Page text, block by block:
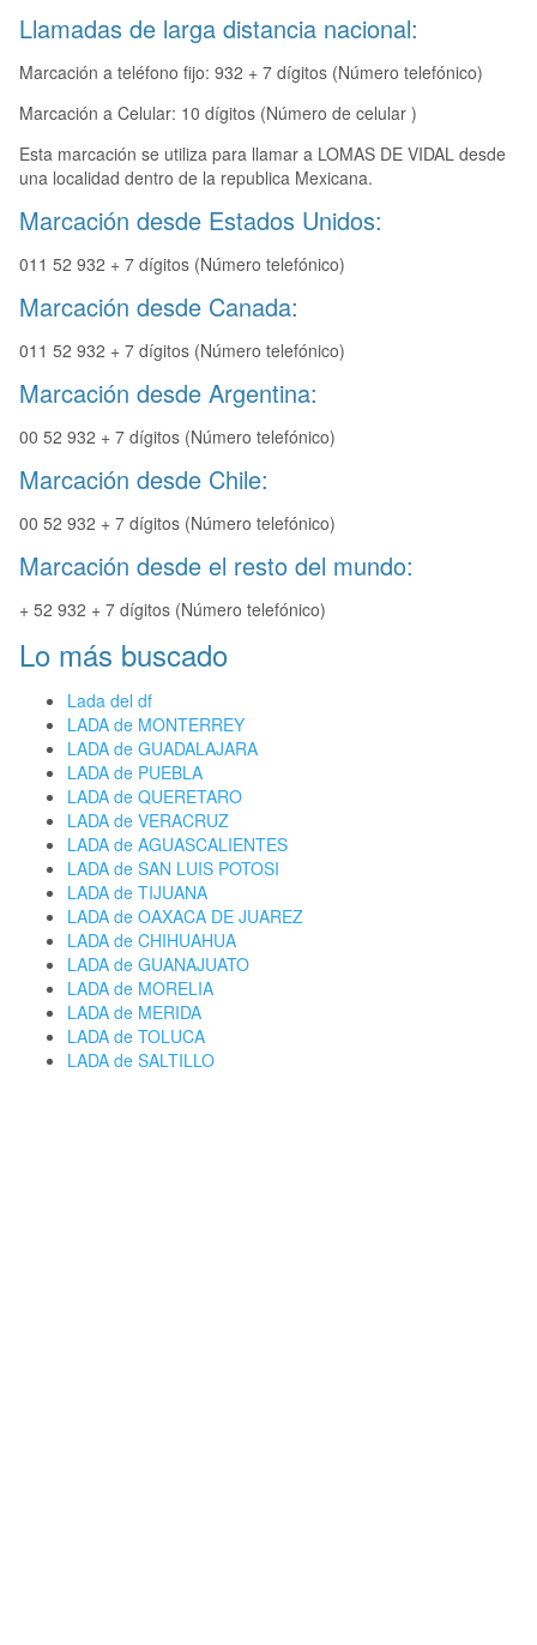
Llamadas de larga distancia nacional:
Marcación a teléfono fijo: 932 + 7 dígitos (Número telefónico)
Marcación a Celular: 10 dígitos (Número de celular )
Esta marcación se utiliza para llamar a LOMAS DE VIDAL desde
una localidad dentro de la republica Mexicana.
Marcación desde Estados Unidos:
011 52 932 + 7 dígitos (Número telefónico)
Marcación desde Canada:
011 52 932 + 7 dígitos (Número telefónico)
Marcación desde Argentina:
00 52 932 + 7 dígitos (Número telefónico)
Marcación desde Chile:
00 52 932 + 7 dígitos (Número telefónico)
Marcación desde el resto del mundo:
+ 52 932 + 7 dígitos (Número telefónico)
Lo más buscado
Lada del df
LADA de MONTERREY
LADA de GUADALAJARA
LADA de PUEBLA
LADA de QUERETARO
LADA de VERACRUZ
LADA de AGUASCALIENTES
LADA de SAN LUIS POTOSI
LADA de TIJUANA
LADA de OAXACA DE JUAREZ
LADA de CHIHUAHUA
LADA de GUANAJUATO
LADA de MORELIA
LADA de MERIDA
LADA de TOLUCA
LADA de SALTILLO